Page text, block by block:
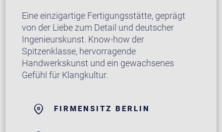
Eine einzigartige Fertigungsstätte, geprägt
von der Liebe zum Detail und deutscher
Ingenieurskunst. Know-how der
Spitzenklasse, hervorragende
Handwerkskunst und ein gewachsenes
Gefühl für Klangkultur.
FIRMENSITZ BERLIN